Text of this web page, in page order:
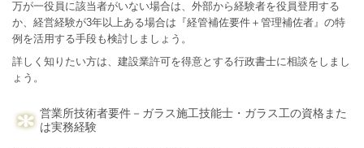
万が一役員に該当者がいない場合は、外部から経験者を役員登用する
か、経営経験が3年以上ある場合は『経管補佐要件＋管理補佐者』の特
例を活用する手段も検討しましょう。
詳しく知りたい方は、建設業許可を得意とする行政書士に相談をしまし
ょう。
営業所技術者要件－ガラス施工技能士・ガラス工の資格また
は実務経験